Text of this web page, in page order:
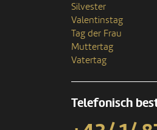
Silvester
Valentinstag
Tag der Frau
Muttertag
Vatertag
Telefonisch